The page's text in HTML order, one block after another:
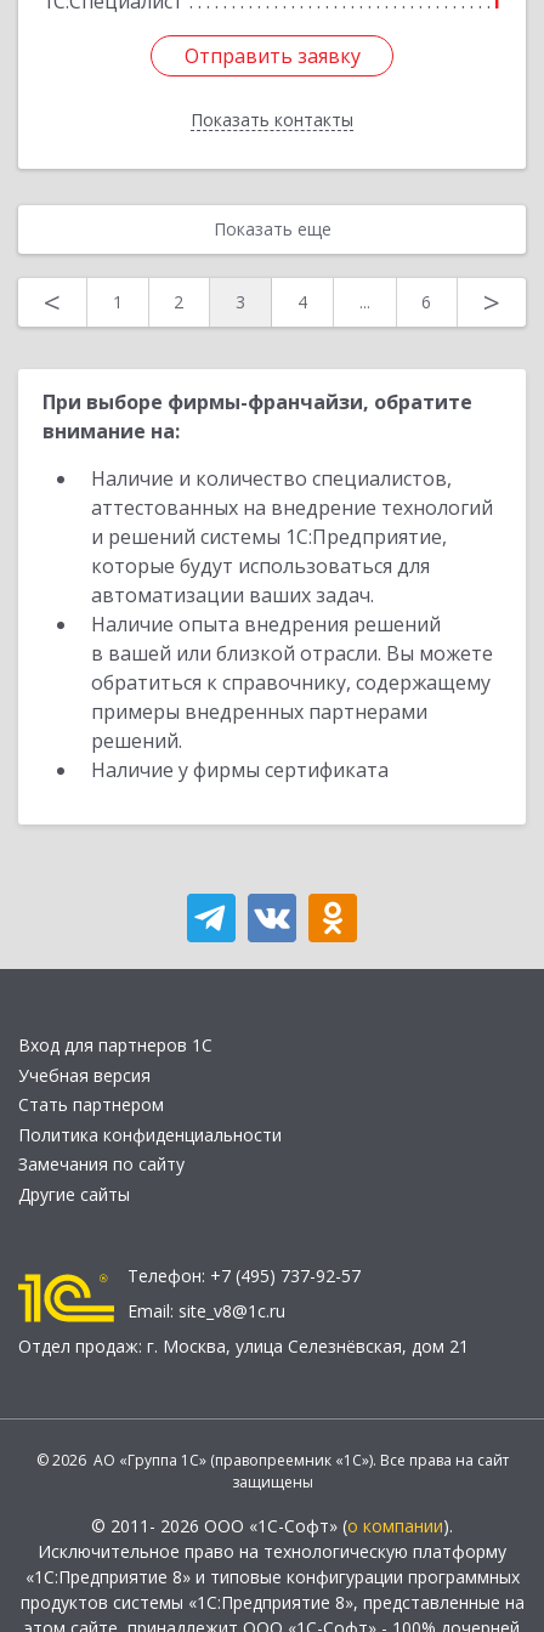
Отправить заявку
Показать контакты
Отправить заявку
Назад
Показать еще
< 1 2 3 4 ... 6 >
При выборе фирмы-франчайзи, обратите
внимание на:
Наличие и количество специалистов,
аттестованных на внедрение технологий
и решений системы 1С:Предприятие,
которые будут использоваться для
автоматизации ваших задач.
Наличие опыта внедрения решений
в вашей или близкой отрасли. Вы можете
обратиться к справочнику, содержащему
примеры внедренных партнерами
решений.
Наличие у фирмы сертификата
Вход для партнеров 1С
Учебная версия
Стать партнером
Политика конфиденциальности
Замечания по сайту
Другие сайты
Телефон: +7 (495) 737-92-57
Email: site_v8@1c.ru
Отдел продаж: г. Москва, улица Селезнёвская, дом 21
© 2026 АО «Группа 1С» (правопреемник «1С»). Все права на сайт
защищены
© 2011- 2026 ООО «1С-Софт» (о компании).
Исключительное право на технологическую платформу
«1С:Предприятие 8» и типовые конфигурации программных
продуктов системы «1С:Предприятие 8», представленные на